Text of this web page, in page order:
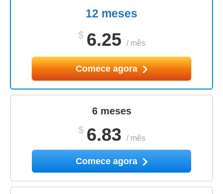
12 meses
$ 6.25 / mês
Comece agora
6 meses
$ 6.83 / mês
Comece agora